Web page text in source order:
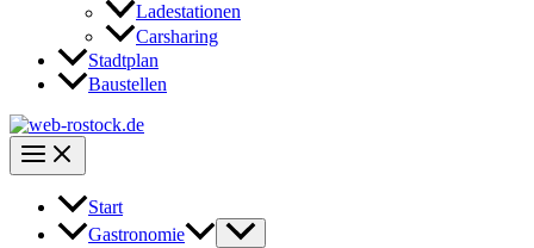
Ladestationen
Carsharing
Stadtplan
Baustellen
Start
Gastronomie